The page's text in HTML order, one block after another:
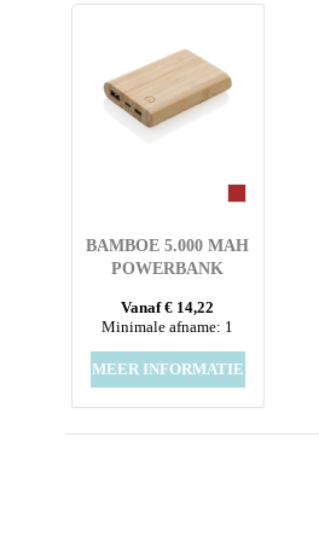
BAMBOE 5.000 MAH
POWERBANK
Vanaf € 14,22
Minimale afname: 1
MEER INFORMATIE